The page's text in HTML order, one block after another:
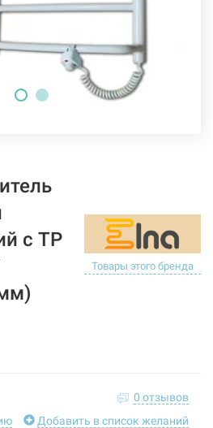
с ТР
Товары этого бренда
0 отзывов
Добавить в список желаний